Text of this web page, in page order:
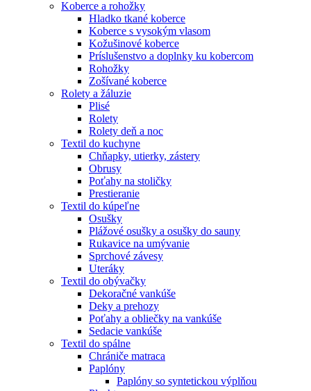
Koberce a rohožky
Hladko tkané koberce
Koberce s vysokým vlasom
Kožušinové koberce
Príslušenstvo a doplnky ku kobercom
Rohožky
Zošívané koberce
Rolety a žáluzie
Plisé
Rolety
Rolety deň a noc
Textil do kuchyne
Chňapky, utierky, zástery
Obrusy
Poťahy na stoličky
Prestieranie
Textil do kúpeľne
Osušky
Plážové osušky a osušky do sauny
Rukavice na umývanie
Sprchové závesy
Uteráky
Textil do obývačky
Dekoračné vankúše
Deky a prehozy
Poťahy a obliečky na vankúše
Sedacie vankúše
Textil do spálne
Chrániče matraca
Paplóny
Paplóny so syntetickou výplňou